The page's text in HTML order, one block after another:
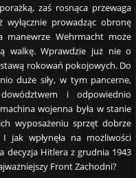
zaś rosnąca przewaga
wyłącznie prowadząc obronę
manewrze Wehrmacht może
walkę. Wprawdzie już nie o
rokowań pokojowych. Do
duże siły, w tym pancerne,
i odpowiednio
wojenna była w stanie
wyposażeniu sprzęt dobrze
jak wpłynęła na możliwości
decyzja Hitlera z grudnia 1943
Front Zachodni?